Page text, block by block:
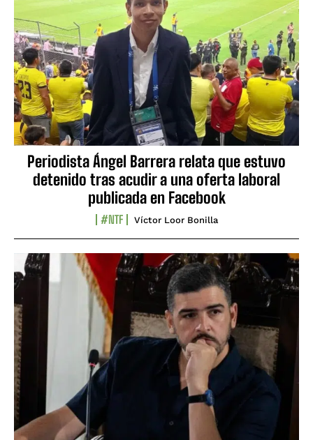
Periodista Ángel Barrera relata que estuvo
detenido tras acudir a una oferta laboral
publicada en Facebook
#NTF Víctor Loor Bonilla